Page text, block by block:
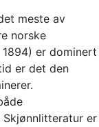
meste av
norske
er dominert
er det den
er